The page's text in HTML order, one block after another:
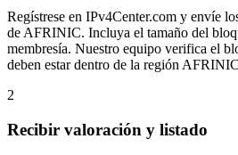
Regístrese en IPv4Center.com y envíe
de AFRINIC. Incluya el tamaño del
membresía. Nuestro equipo verifica el
deben estar dentro de la región
2
Recibir valoración y listado